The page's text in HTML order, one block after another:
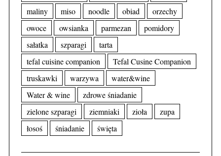
maliny
miso noodle obiad
orzechy
owoce
owsianka parmezan
pomidory
sałatka
szparagi
tarta
tefal cuisine companion
Tefal Cusine Companion
truskawki
warzywa
water&wine
Water & wine
zdrowe śniadanie
zielone szparagi
ziemniaki zioła
zupa
łosoś
śniadanie święta